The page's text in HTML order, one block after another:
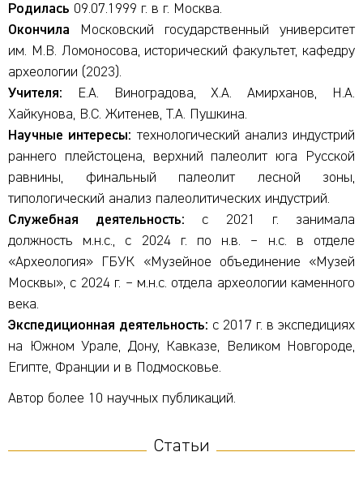
Родилась 09.07.1999 г. в г. Москва.
Окончила Московский государственный университет
им. М.В. Ломоносова, исторический факультет, кафедру
археологии (2023).
Учителя:
Е.А. Виноградова, Х.А. Амирханов, Н.А.
Хайкунова, В.С. Житенев, Т.А. Пушкина.
Научные интересы: технологический анализ индустрий
раннего плейстоцена, верхний палеолит юга Русской
равнины, финальный палеолит лесной зоны,
типологический анализ палеолитических индустрий.
Служебная деятельность: с 2021 г. занимала
должность м.н.с., с 2024 г. по н.в. – н.с. в отделе
«Археология» ГБУК «Музейное объединение «Музей
Москвы», с 2024 г. – м.н.с. отдела археологии каменного
века.
Экспедиционная деятельность: с 2017 г. в экспедициях
на Южном Урале, Дону, Кавказе, Великом Новгороде,
Египте, Франции и в Подмосковье.
Автор более 10 научных публикаций.
Статьи